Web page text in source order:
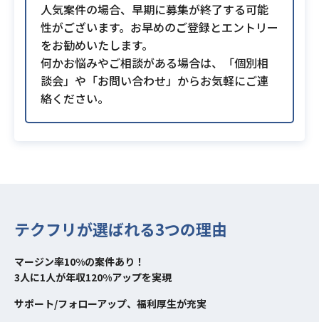
人気案件の場合、早期に募集が終了する可能
性がございます。お早めのご登録とエントリー
をお勧めいたします。
何かお悩みやご相談がある場合は、「個別相
談会」や「お問い合わせ」からお気軽にご連
絡ください。
テクフリが選ばれる3つの理由
マージン率10%の案件あり！
3人に1人が年収120%アップを実現
サポート/フォローアップ、福利厚生が充実